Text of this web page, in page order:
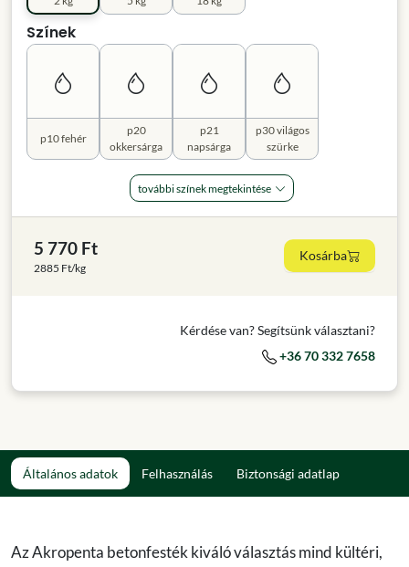
Színek
p10 fehér
p20
okkersárga
p21
napsárga
p30 világos
szürke
további színek megtekintése
5 770 Ft
2885 Ft/kg
Kosárba
Kérdése van? Segítsünk választani?
+36 70 332 7658
Általános adatok Felhasználás Biztonsági adatlap
Az Akropenta betonfesték kiváló választás mind kültéri,